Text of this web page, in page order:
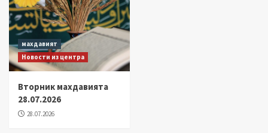
махдавият
Новости из центра
Вторник махдавията
28.07.2026
28.07.2026